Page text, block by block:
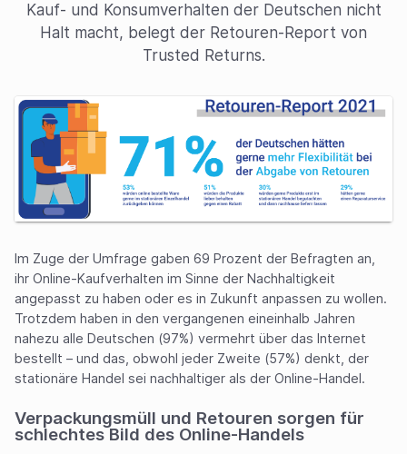
Kauf- und Konsumverhalten der Deutschen nicht
Halt macht, belegt der Retouren-Report von
Trusted Returns.
Im Zuge der Umfrage gaben 69 Prozent der Befragten an,
ihr Online-Kaufverhalten im Sinne der Nachhaltigkeit
angepasst zu haben oder es in Zukunft anpassen zu wollen.
Trotzdem haben in den vergangenen eineinhalb Jahren
nahezu alle Deutschen (97%) vermehrt über das Internet
bestellt – und das, obwohl jeder Zweite (57%) denkt, der
stationäre Handel sei nachhaltiger als der Online-Handel.
Verpackungsmüll und Retouren sorgen für
schlechtes Bild des Online-Handels